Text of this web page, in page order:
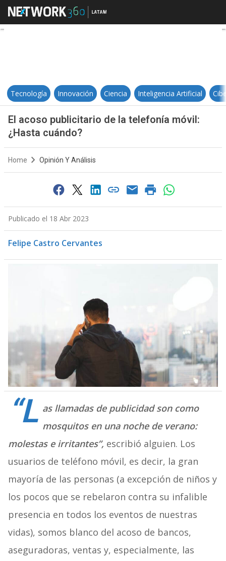
El acoso publicitario de la
Tecnología Innovación Ciencia Inteligencia Artificial
El acoso publicitario de la telefonía móvil:
¿Hasta cuándo?
Home Opinión Y Análisis
Publicado el 18 Abr 2023
Felipe Castro Cervantes
“L as llamadas de publicidad son como
mosquitos en una noche de verano:
molestas e irritantes”, escribió alguien. Los
usuarios de teléfono móvil, es decir, la gran
mayoría de las personas (a excepción de niños y
los pocos que se rebelaron contra su infalible
presencia en todos los eventos de nuestras
vidas), somos blanco del acoso de bancos,
aseguradoras, ventas y, especialmente, las